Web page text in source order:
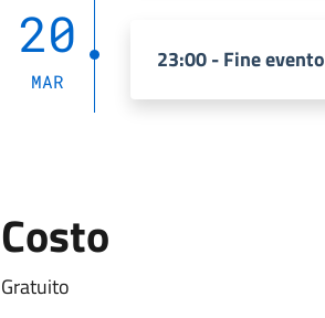
20
MAR
23:00 - Fine evento
Costo
Gratuito